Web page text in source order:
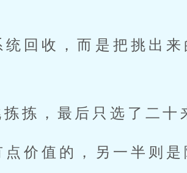
回收，而是把挑出
拣，最后只选了二十
价值的，另一半则